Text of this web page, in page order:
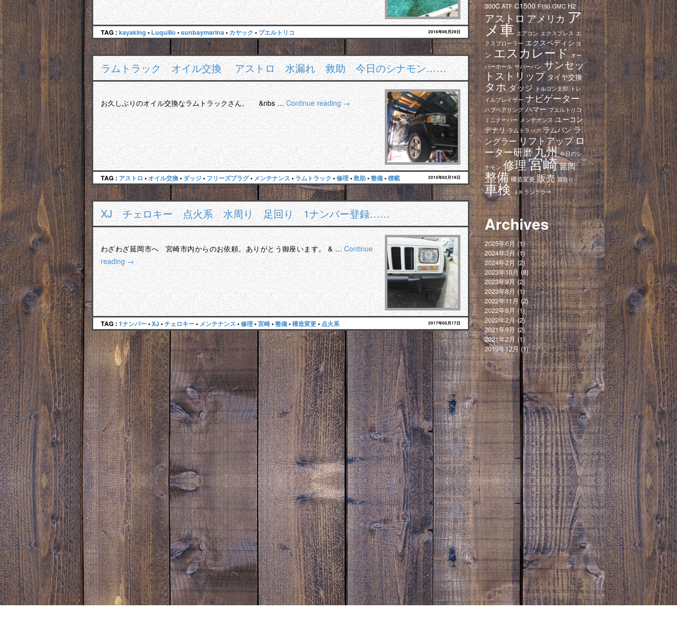
TAG : kayaking • Luquillo •sunbaymarina• カヤック • プエルトリコ 2016年06月29日
ラムトラック オイル交換 アストロ 水漏れ 救助 今日のシナモン……
お久しぶりのオイル交換なラムトラックさん。 &nbs …Continue reading→
TAG : アストロ • オイル交換• ダッジ• フリーズプラグ• メンテナンス • ラムトラック •修理•救助•整備•積載 2015年02月19日
XJ チェロキー 点火系 水周り 足回り 1ナンバー登録……
わざわざ延岡市へ 宮崎市内からのお依頼。ありがとう御座います。 & …Continue
reading→
TAG : 1ナンバー•XJ •チェロキー• メンテナンス •修理•宮崎•整備•構造変更• 点火系 2017年05月17日
300C ATF C1500 F150 GMC H2
アストロアメリカア
メ車 エアコン エクスプレス エ
クスプローラー エクスペディショ
ン エスカレード オー
バーホール サバーバン サンセッ
トストリップ タイヤ交換
タホダッジ トルコン太郎 トレ
イルブレイザー ナビゲーター
ハブベアリング ハマー プエルトリコ
ミニクーパー メンテナンス ユーコン
デナリ ラムトラック ラムバン ラ
ングラー リフトアップロ
ーター研磨九州 今日のシ
ナモン 修理宮崎延岡
整備 構造変更 販売 買取り
車検 ＪＫラングラー
Archives
2025年6月(1)
2024年3月(1)
2024年2月 (2)
2023年10月 (8)
2023年9月(2)
2023年8月(1)
2022年11月(2)
2022年6月(1)
2022年2月(2)
2021年9月(2)
2021年2月(1)
2019年12月(1)